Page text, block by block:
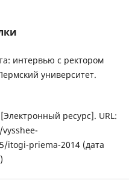
интервью с ректором
университет.
ресурс]. URL:
itogi-priema-2014 (дата